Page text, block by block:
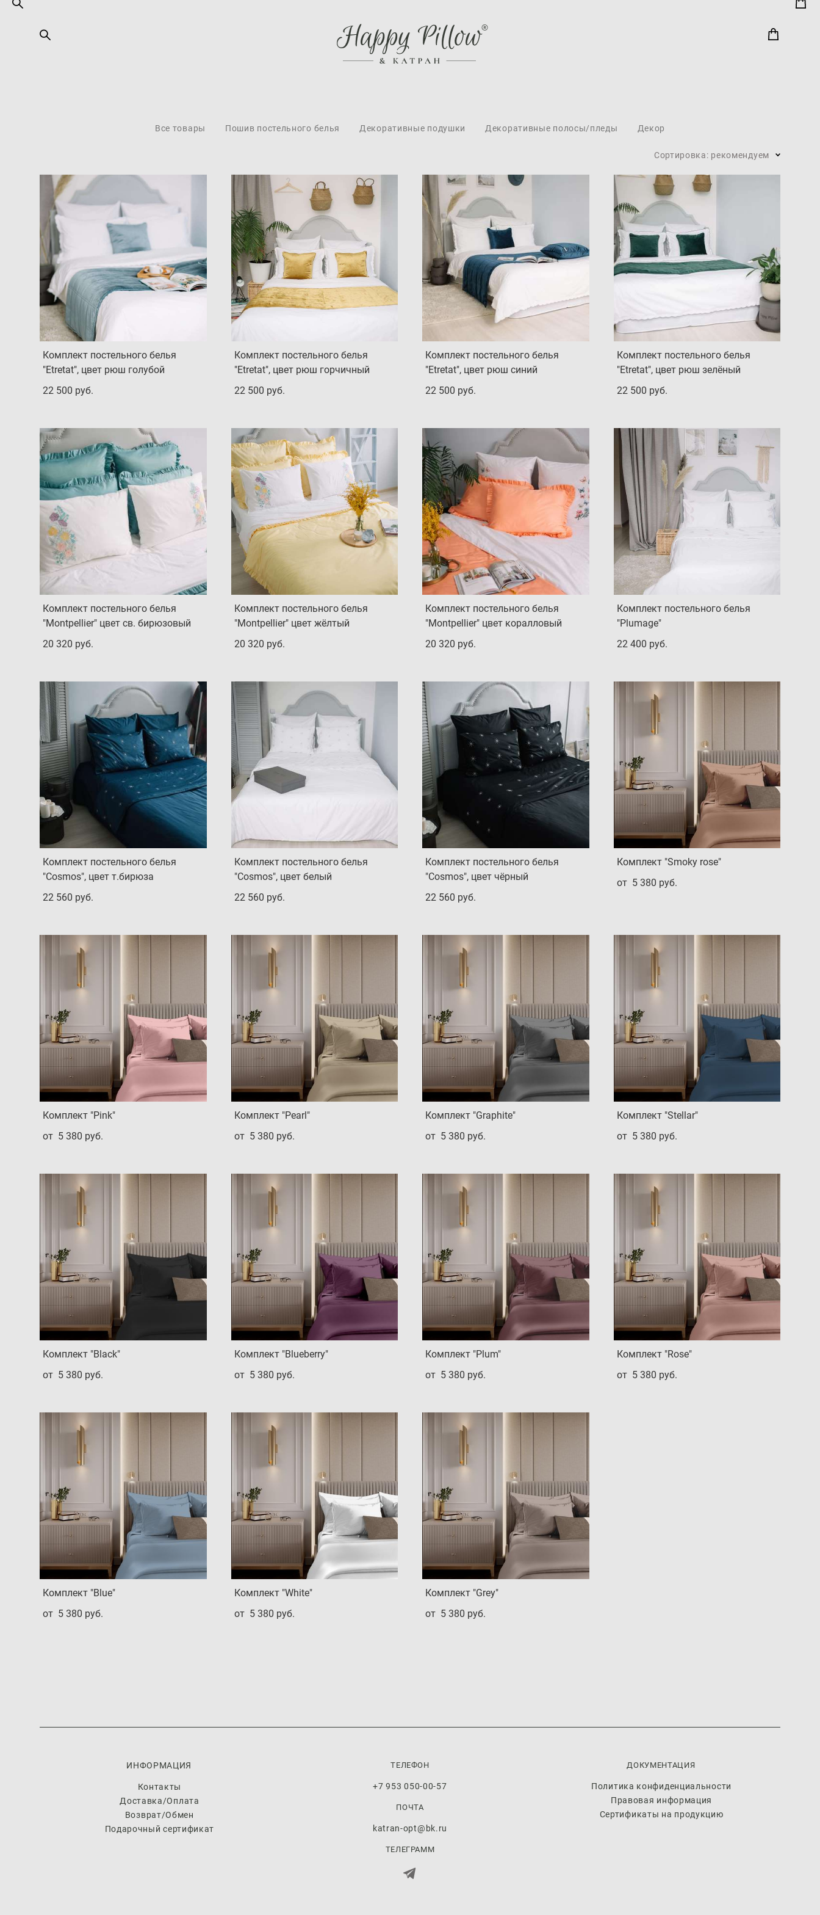
Все товары Пошив постельного белья Декоративные подушки Декоративные полосы/пледы Декор
Сортировка: рекомендуем
Комплект постельного белья
"Etretat", цвет рюш голубой
22 500 pуб.
Комплект постельного белья
"Etretat", цвет рюш горчичный
22 500 pуб.
Комплект постельного белья
"Etretat", цвет рюш синий
22 500 pуб.
Комплект постельного белья
"Etretat", цвет рюш зелёный
22 500 pуб.
Комплект постельного белья
"Montpellier" цвет св. бирюзовый
20 320 pуб.
Комплект постельного белья
"Montpellier" цвет жёлтый
20 320 pуб.
Комплект постельного белья
"Montpellier" цвет коралловый
20 320 pуб.
Комплект постельного белья
"Plumage"
22 400 pуб.
Комплект постельного белья
"Cosmos", цвет т.бирюза
22 560 pуб.
Комплект постельного белья
"Cosmos", цвет белый
22 560 pуб.
Комплект постельного белья
"Cosmos", цвет чёрный
22 560 pуб.
Комплект "Smoky rose"
от 5 380 pуб.
Комплект "Pink"
от 5 380 pуб.
Комплект "Pearl"
от 5 380 pуб.
Комплект "Graphite"
от 5 380 pуб.
Комплект "Stellar"
от 5 380 pуб.
Комплект "Black"
от 5 380 pуб.
Комплект "Blueberry"
от 5 380 pуб.
Комплект "Plum"
от 5 380 pуб.
Комплект "Rose"
от 5 380 pуб.
Комплект "Blue"
от 5 380 pуб.
Комплект "White"
от 5 380 pуб.
Комплект "Grey"
от 5 380 pуб.
ИНФОРМАЦИЯ
Контакты
Доставка/Оплата
Возврат/Обмен
Подарочный сертификат
ТЕЛЕФОН
+7 953 050-00-57
ПОЧТА
katran-opt@bk.ru
ТЕЛЕГРАММ
ДОКУМЕНТАЦИЯ
Политика конфиденциальности
Правовая информация
Сертификаты на продукцию